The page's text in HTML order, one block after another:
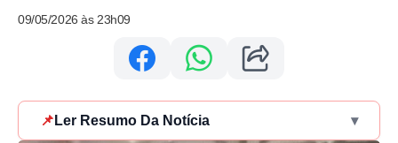
09/05/2026 às 23h09
📌 Ler Resumo Da Notícia ▾